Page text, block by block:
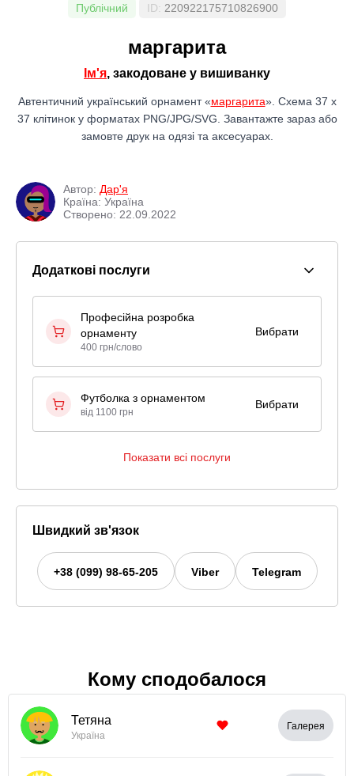
Публічний ID: 220922175710826900
маргарита
Ім'я, закодоване у вишиванку
Автентичний український орнамент «маргарита». Схема 37 x
37 клітинок у форматах PNG/JPG/SVG. Завантажте зараз або
замовте друк на одязі та аксесуарах.
Автор: Дар'я
Країна: Україна
Створено: 22.09.2022
Додаткові послуги
Професійна розробка
орнаменту
400 грн/слово
Вибрати
Футболка з орнаментом
від 1100 грн
Вибрати
Показати всі послуги
Швидкий зв'язок
+38 (099) 98-65-205 Viber Telegram
Кому сподобалося
Тетяна
Україна
Галерея